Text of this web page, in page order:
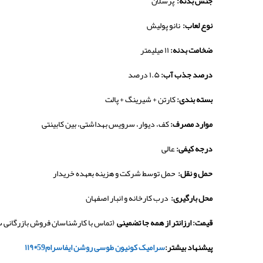
نوع لعاب:نانو پولیش
ضخامت بدنه:
درصد جذب آب:
بسته بندی:کارتن + شیرینگ + پالت
موارد مصرف:کف، دیوار، سرویس بهداشتی، بین کابینتی
درجه کیفی:عالی
حمل و نقل: حمل توسط شرکت و هزینه بعهده خریدار
محل بارگیری: درب کارخانه و انبار اصفهان
قیمت: ارزانتر از همه جا تضمینی(تماس با کارشناسان فروش
پیشنهاد بیشتر:سرامیک کونیون طوسی روشن ایفاسرام59*۱۱۹